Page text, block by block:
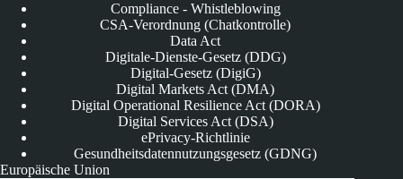
Compliance - Whistleblowing
CSA-Verordnung (Chatkontrolle)
Data Act
Digitale-Dienste-Gesetz (DDG)
Digital-Gesetz (DigiG)
Digital Markets Act (DMA)
Digital Operational Resilience Act (DORA)
Digital Services Act (DSA)
ePrivacy-Richtlinie
Gesundheitsdatennutzungsgesetz (GDNG)
Europäische Union